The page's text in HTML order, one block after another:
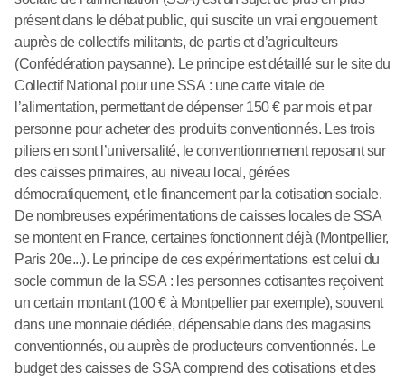
présent dans le débat public, qui suscite un vrai engouement
auprès de collectifs militants, de partis et d’agriculteurs
(Confédération paysanne). Le principe est détaillé sur le site du
Collectif National pour une SSA : une carte vitale de
l’alimentation, permettant de dépenser 150 € par mois et par
personne pour acheter des produits conventionnés. Les trois
piliers en sont l’universalité, le conventionnement reposant sur
des caisses primaires, au niveau local, gérées
démocratiquement, et le financement par la cotisation sociale.
De nombreuses expérimentations de caisses locales de SSA
se montent en France, certaines fonctionnent déjà (Montpellier,
Paris 20e...). Le principe de ces expérimentations est celui du
socle commun de la SSA : les personnes cotisantes reçoivent
un certain montant (100 € à Montpellier par exemple), souvent
dans une monnaie dédiée, dépensable dans des magasins
conventionnés, ou auprès de producteurs conventionnés. Le
budget des caisses de SSA comprend des cotisations et des